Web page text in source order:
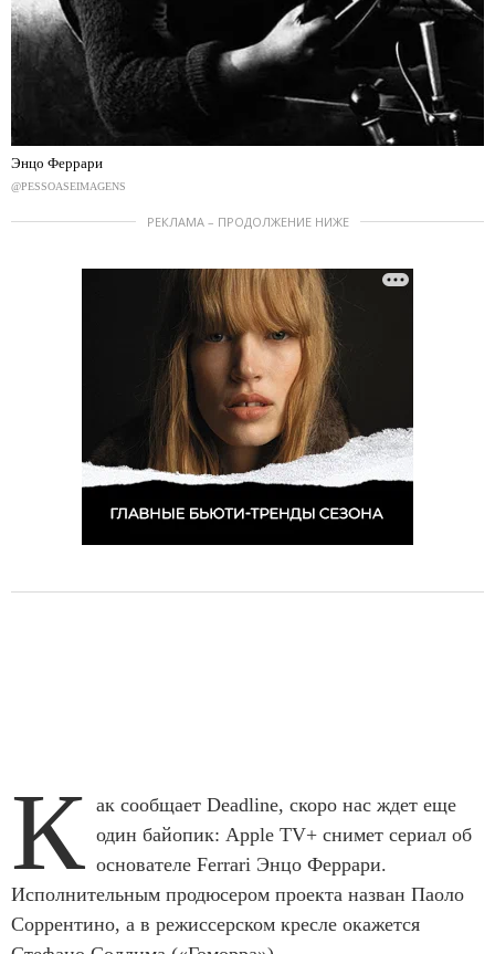
Энцо Феррари
@PESSOASEIMAGENS
РЕКЛАМА – ПРОДОЛЖЕНИЕ НИЖЕ
К ак сообщает Deadline, скоро нас ждет еще
один байопик: Apple TV+ снимет сериал об
основателе Ferrari Энцо Феррари.
Исполнительным продюсером проекта назван Паоло
Соррентино, а в режиссерском кресле окажется